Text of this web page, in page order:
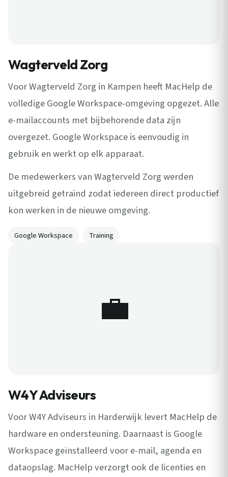
Wagterveld Zorg
Voor Wagterveld Zorg in Kampen heeft MacHelp de
volledige Google Workspace-omgeving opgezet. Alle
e-mailaccounts met bijbehorende data zijn
overgezet. Google Workspace is eenvoudig in
gebruik en werkt op elk apparaat.
De medewerkers van Wagterveld Zorg werden
uitgebreid getraind zodat iedereen direct productief
kon werken in de nieuwe omgeving.
Google Workspace Training
💼
W4Y Adviseurs
Voor W4Y Adviseurs in Harderwijk levert MacHelp de
hardware en ondersteuning. Daarnaast is Google
Workspace geïnstalleerd voor e-mail, agenda en
dataopslag. MacHelp verzorgt ook de licenties en